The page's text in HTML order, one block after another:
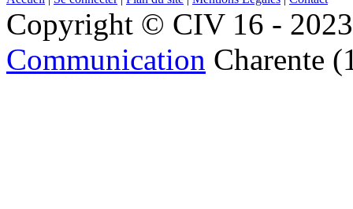
Copyright © CIV 16 -
Communication Charente